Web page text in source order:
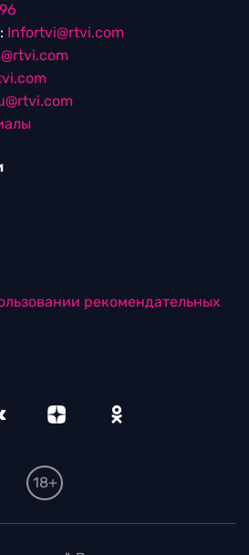
Infortvi@rtvi.com
рекомендательных
18+